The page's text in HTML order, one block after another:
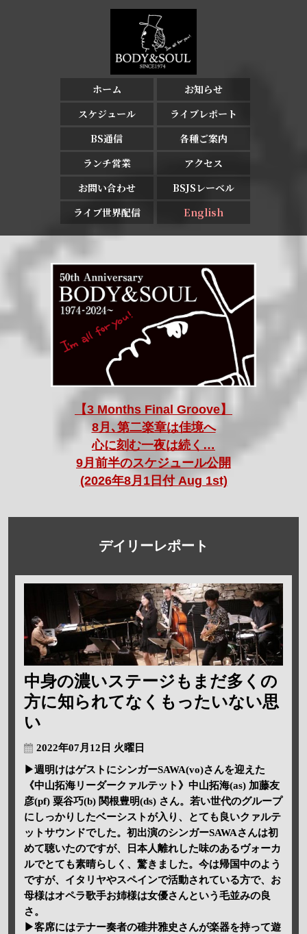
ホーム
お知らせ
スケジュール
ライブレポート
BS通信
各種ご案内
ランチ営業
アクセス
お問い合わせ
BSJSレーベル
ライブ世界配信
English
【3 Months Final Groove】
8月､第二楽章は佳境へ
心に刻む一夜は続く…
9月前半のスケジュール公開
(2026年8月1日付 Aug 1st)
デイリーレポート
中身の濃いステージもまだ多くの
方に知られてなくもったいない思
い
2022年07月12日 火曜日
▶週明けはゲストにシンガーSAWA(vo)さんを迎えた
《中山拓海リーダークァルテット》中山拓海(as) 加藤友
彦(pf) 粟谷巧(b) 関根豊明(ds) さん。若い世代のグループ
にしっかりしたベーシストが入り、とても良いクァルテ
ットサウンドでした。初出演のシンガーSAWAさんは初
めて聴いたのですが、日本人離れした味のあるヴォーカ
ルでとても素晴らしく、驚きました。今は帰国中のよう
ですが、イタリヤやスペインで活動されている方で、お
母様はオペラ歌手お姉様は女優さんという毛並みの良
さ。
▶客席にはテナー奏者の碓井雅史さんが楽器を持って遊